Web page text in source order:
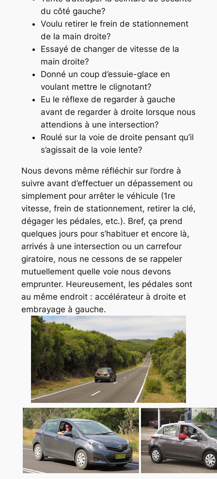
du côté gauche?
Voulu retirer le frein de stationnement
de la main droite?
Essayé de changer de vitesse de la
main droite?
Donné un coup d’essuie-glace en
voulant mettre le clignotant?
Eu le réflexe de regarder à gauche
avant de regarder à droite lorsque nous
attendions à une intersection?
Roulé sur la voie de droite pensant qu’il
s’agissait de la voie lente?
Nous devons même réfléchir sur l’ordre à
suivre avant d’effectuer un dépassement ou
simplement pour arrêter le véhicule (1re
vitesse, frein de stationnement, retirer la clé,
dégager les pédales, etc.). Bref, ça prend
quelques jours pour s’habituer et encore là,
arrivés à une intersection ou un carrefour
giratoire, nous ne cessons de se rappeler
mutuellement quelle voie nous devons
emprunter. Heureusement, les pédales sont
au même endroit : accélérateur à droite et
embrayage à gauche.